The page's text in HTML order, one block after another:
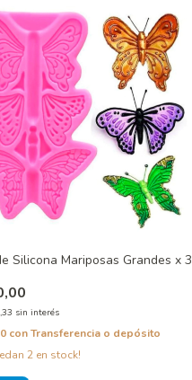
Silicona Mariposas Grandes x 3
sin interés
conTransferencia o depósito
2 en stock!